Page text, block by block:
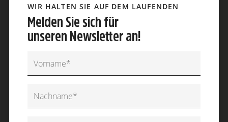
WIR HALTEN SIE AUF DEM LAUFENDEN
Melden Sie sich für
unseren Newsletter an!